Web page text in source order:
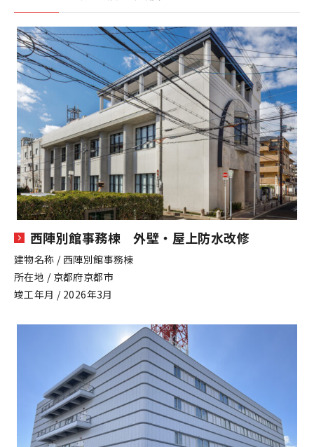
西陣別館事務棟 外壁・屋上防水改修
建物名称 / 西陣別館事務棟
所在地 / 京都府京都市
竣工年月 / 2026年3月